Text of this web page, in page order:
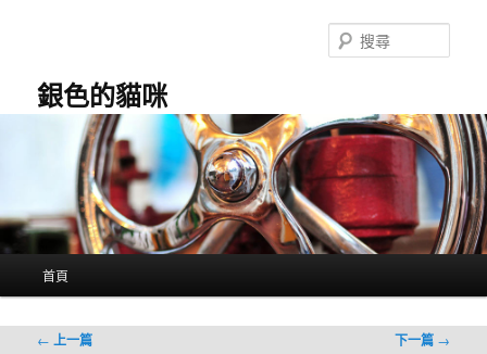
銀色的貓咪
尋
首頁
文
← 上一篇 下一篇 →